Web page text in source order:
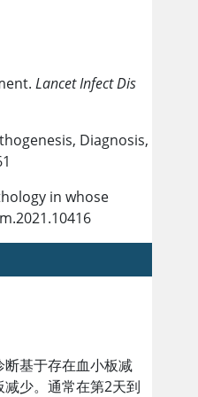
Lancet Infect Dis
Diagnosis,
in whose
基于存在血小板减
少。通常在第2天到